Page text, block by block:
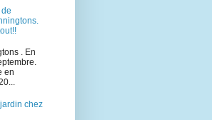
. En
en
chez